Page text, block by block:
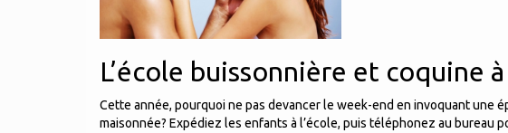
L’école buissonnière et coquine
Cette année, pourquoi ne pas devancer le week-end en invoquant une
maisonnée? Expédiez les enfants à l’école, puis téléphonez au bureau